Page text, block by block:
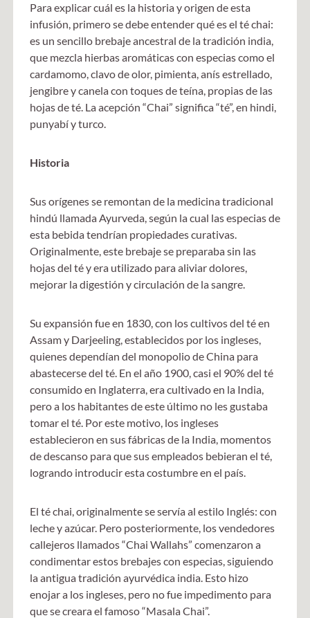
Para explicar cuál es la historia y origen de esta
infusión, primero se debe entender qué es el té chai:
es un sencillo brebaje ancestral de la tradición india,
que mezcla hierbas aromáticas con especias como el
cardamomo, clavo de olor, pimienta, anís estrellado,
jengibre y canela con toques de teína, propias de las
hojas de té. La acepción “Chai” significa “té”, en hindi,
punyabí y turco.
Historia
Sus orígenes se remontan de la medicina tradicional
hindú llamada Ayurveda, según la cual las especias de
esta bebida tendrían propiedades curativas.
Originalmente, este brebaje se preparaba sin las
hojas del té y era utilizado para aliviar dolores,
mejorar la digestión y circulación de la sangre.
Su expansión fue en 1830, con los cultivos del té en
Assam y Darjeeling, establecidos por los ingleses,
quienes dependían del monopolio de China para
abastecerse del té. En el año 1900, casi el 90% del té
consumido en Inglaterra, era cultivado en la India,
pero a los habitantes de este último no les gustaba
tomar el té. Por este motivo, los ingleses
establecieron en sus fábricas de la India, momentos
de descanso para que sus empleados bebieran el té,
logrando introducir esta costumbre en el país.
El té chai, originalmente se servía al estilo Inglés: con
leche y azúcar. Pero posteriormente, los vendedores
callejeros llamados “Chai Wallahs” comenzaron a
condimentar estos brebajes con especias, siguiendo
la antigua tradición ayurvédica india. Esto hizo
enojar a los ingleses, pero no fue impedimento para
que se creara el famoso “Masala Chai”.